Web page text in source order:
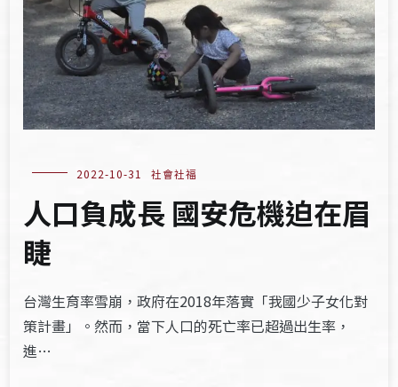
2022-10-31 社會社福
人口負成長 國安危機迫在眉
睫
台灣生育率雪崩，政府在2018年落實「我國少子女化對
策計畫」。然而，當下人口的死亡率已超過出生率，
進…